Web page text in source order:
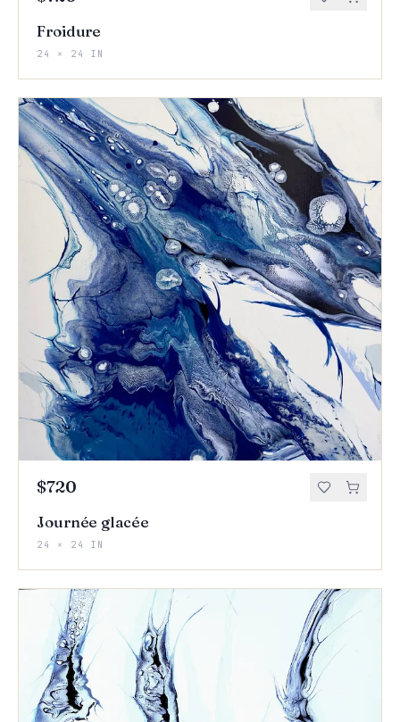
Froidure
24 × 24 IN
$720
Journée glacée
24 × 24 IN